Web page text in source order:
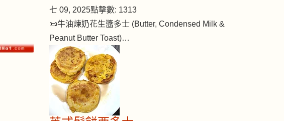
七 09, 2025點擊數: 1313
📜牛油煉奶花生醬多士 (Butter, Condensed Milk &
Peanut Butter Toast)…